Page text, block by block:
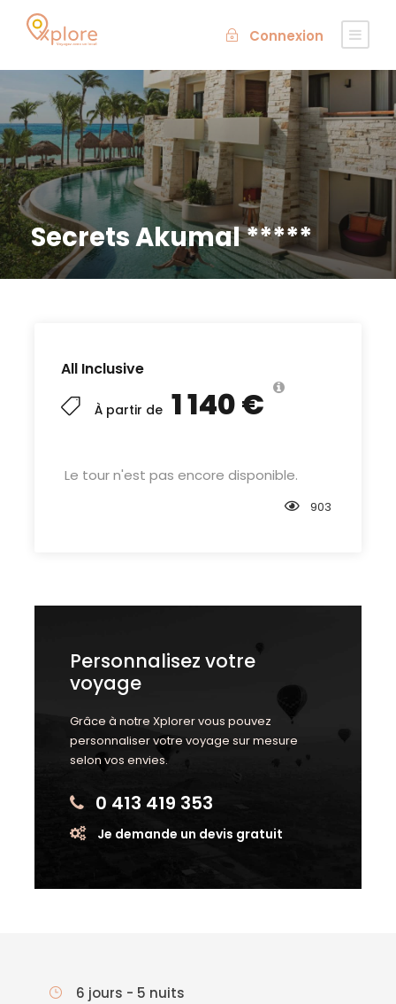
Connexion
Secrets Akumal *****
All Inclusive
À partir de 1 140 €
Le tour n'est pas encore disponible.
903
Personnalisez votre
voyage
Grâce à notre Xplorer vous pouvez
personnaliser votre voyage sur mesure
selon vos envies.
0 413 419 353
Je demande un devis gratuit
6 jours - 5 nuits